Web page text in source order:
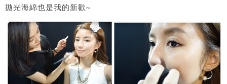
拋光海綿也是我的新歡~